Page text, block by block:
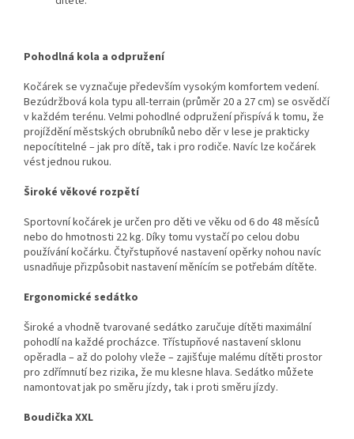
Pohodlná kola a odpružení
Kočárek se vyznačuje především vysokým komfortem vedení.
Bezúdržbová kola typu all-terrain (průměr 20 a 27 cm) se osvědčí
v každém terénu. Velmi pohodlné odpružení přispívá k tomu, že
projíždění městských obrubníků nebo děr v lese je prakticky
nepocítitelné – jak pro dítě, tak i pro rodiče. Navíc lze kočárek
vést jednou rukou.
Široké věkové rozpětí
Sportovní kočárek je určen pro děti ve věku od 6 do 48 měsíců
nebo do hmotnosti 22 kg. Díky tomu vystačí po celou dobu
používání kočárku. Čtyřstupňové nastavení opěrky nohou navíc
usnadňuje přizpůsobit nastavení měnícím se potřebám dítěte.
Ergonomické sedátko
Široké a vhodně tvarované sedátko zaručuje dítěti maximální
pohodlí na každé procházce. Třístupňové nastavení sklonu
opěradla – až do polohy vleže – zajišťuje malému dítěti prostor
pro zdřímnutí bez rizika, že mu klesne hlava. Sedátko můžete
namontovat jak po směru jízdy, tak i proti směru jízdy.
Boudička XXL